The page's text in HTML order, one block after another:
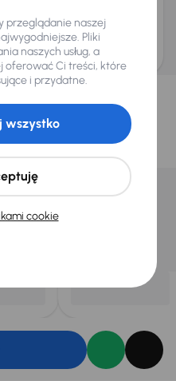
Holdings a.s., z siedzibą
będzie przechowywać i przetwarzać
ochrony i przetwarzaniadanych
dla Ciebie
z naszej oferty. Kupimy
każdego dnia.
przeglądanie naszej
Pliki
naszych usług, a
oferować Ci treści, które
i przydatne.
cookie
wszystko